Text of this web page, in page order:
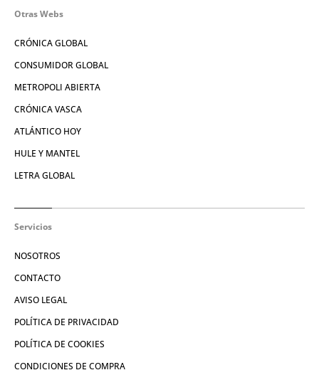
Otras Webs
CRÓNICA GLOBAL
CONSUMIDOR GLOBAL
METROPOLI ABIERTA
CRÓNICA VASCA
ATLÁNTICO HOY
HULE Y MANTEL
LETRA GLOBAL
Servicios
NOSOTROS
CONTACTO
AVISO LEGAL
POLÍTICA DE PRIVACIDAD
POLÍTICA DE COOKIES
CONDICIONES DE COMPRA